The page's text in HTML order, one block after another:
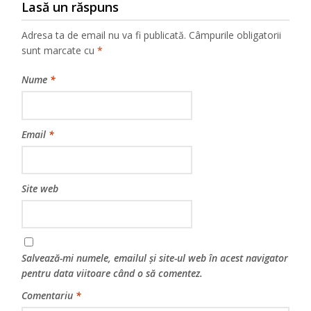
Lasă un răspuns
Adresa ta de email nu va fi publicată. Câmpurile obligatorii
sunt marcate cu*
Nume *
Email *
Site web
Salvează-mi numele, emailul și site-ul web în acest navigator
pentru data viitoare când o să comentez.
Comentariu *